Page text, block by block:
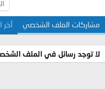
مشاركات الملف الشخصي آخر
لا توجد رسائل في الملف